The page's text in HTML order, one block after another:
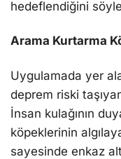
hedeflendiğini
Arama Kurtarma
Uygulamada yer
deprem riski
İnsan kulağının
köpeklerinin
sayesinde enkaz